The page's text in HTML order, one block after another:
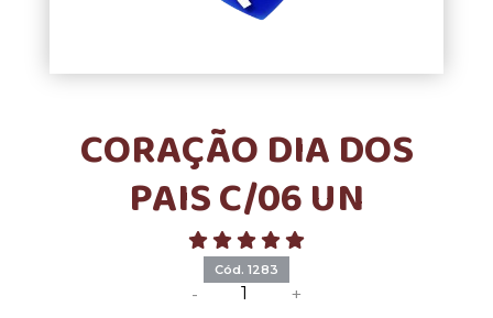
CORAÇÃO DIA DOS
PAIS C/06 UN
Cód. 1283
- +